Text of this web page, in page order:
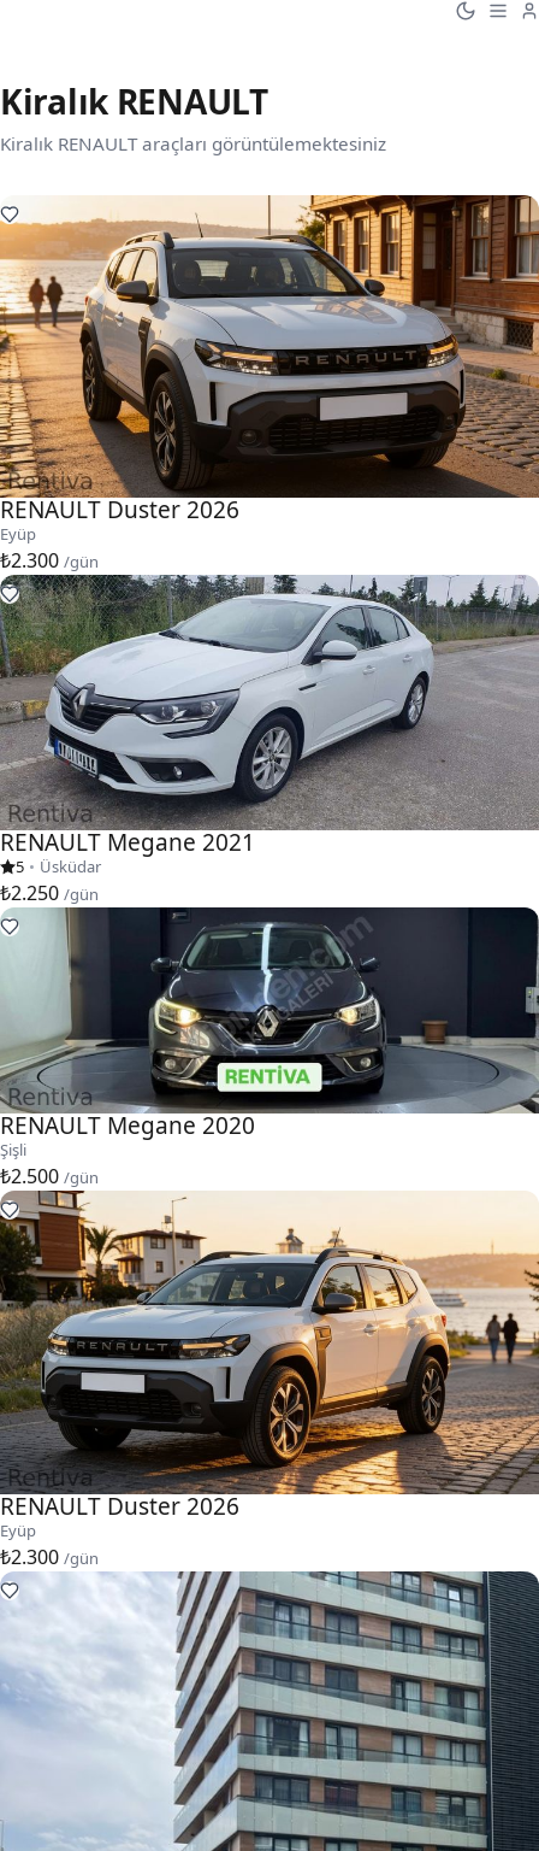
Kiralık RENAULT
Kiralık RENAULT araçları görüntülemektesiniz
RENAULT Duster 2026
Eyüp
₺2.300 /gün
RENAULT Megane 2021
5 • Üsküdar
₺2.250 /gün
RENAULT Megane 2020
Şişli
₺2.500 /gün
RENAULT Duster 2026
Eyüp
₺2.300 /gün